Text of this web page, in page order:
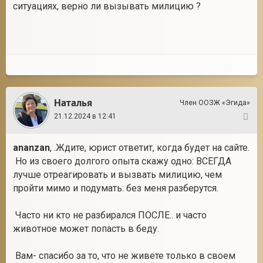
ситуациях, верно ли вызывать милицию ?
Наталья
Член ООЗЖ «Эгида»
21.12.2024 в 12:41
ananzan, .Ждите, юрист ответит, когда будет на сайте.
Но из своего долгого опыта скажу одно: ВСЕГДА
лучше отреагировать и вызвать милицию, чем
пройти мимо и подумать: без меня разберутся.
Часто ни кто не разбирался ПОСЛЕ.. и часто
животное может попасть в беду.
Вам- спасибо за то, что не живете только в своем